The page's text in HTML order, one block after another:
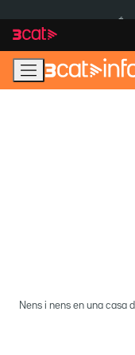
navegació
principal
contingut
Nens i nens en una casa